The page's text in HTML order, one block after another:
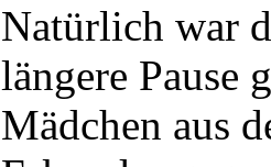
Natürlich war
längere Pause
Mädchen aus